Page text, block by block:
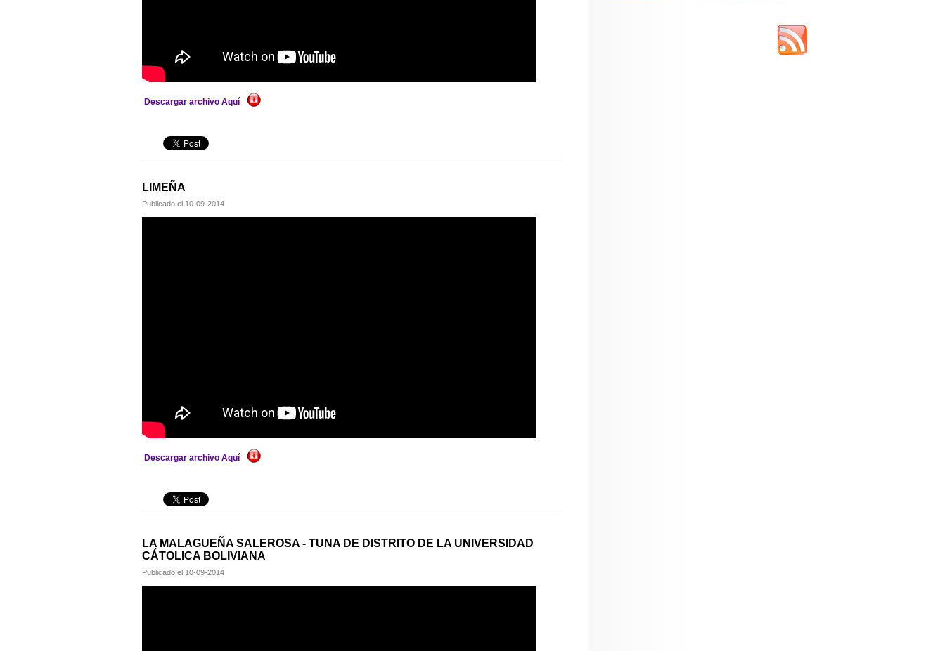
Descargar archivo Aquí
LIMEÑA
Publicado el 10-09-2014
Descargar archivo Aquí
LA MALAGUEÑA SALEROSA - TUNA DE DISTRITO DE LA UNIVERSIDAD
CÁTOLICA BOLIVIANA
Publicado el 10-09-2014